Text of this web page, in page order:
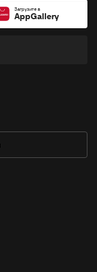
Загрузите в
AppGallery